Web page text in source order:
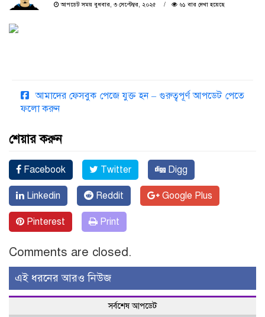
আপডেট সময় বুধবার, ৩ সেপ্টেম্বর, ২০২৫ ৬১ বার দেখা হয়েছে
আমাদের ফেসবুক পেজে যুক্ত হন – গুরুত্বপূর্ণ আপডেট পেতে
ফলো করুন
শেয়ার করুন
Facebook Twitter Digg
Linkedin Reddit Google Plus
Pinterest Print
Comments are closed.
এই ধরনের আরও নিউজ
সর্বশেষ আপডেট